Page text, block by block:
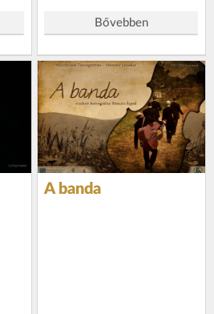
Bővebben
A banda